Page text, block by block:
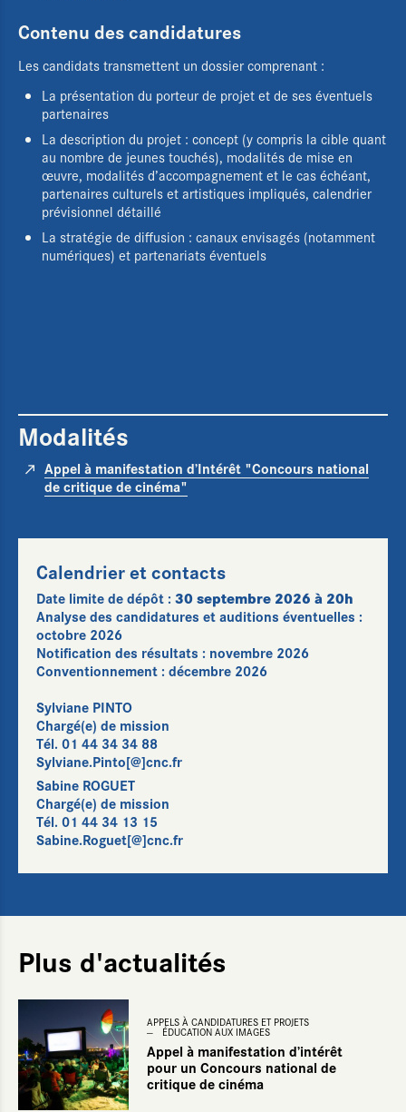
Le Pôle régional
L'Éducation aux images
Actualités
Newsletter
Contenu des candidatures
Les candidats transmettent un dossier comprenant :
La présentation du porteur de projet et de ses éventuels
partenaires
La description du projet : concept (y compris la cible quant
au nombre de jeunes touchés), modalités de mise en
œuvre, modalités d’accompagnement et le cas échéant,
partenaires culturels et artistiques impliqués, calendrier
prévisionnel détaillé
La stratégie de diffusion : canaux envisagés (notamment
numériques) et partenariats éventuels
Modalités
Appel à manifestation d’Intérêt "Concours national
de critique de cinéma"
Calendrier et contacts
Date limite de dépôt : 30 septembre 2026 à 20h
Analyse des candidatures et auditions éventuelles :
octobre 2026
Notification des résultats : novembre 2026
Conventionnement : décembre 2026
Sylviane PINTO
Chargé(e) de mission
Tél. 01 44 34 34 88
Sylviane.Pinto[@]cnc.fr
Sabine ROGUET
Chargé(e) de mission
Tél. 01 44 34 13 15
Sabine.Roguet[@]cnc.fr
Plus d'actualités
Éducation aux imagesAPPELS À CANDIDATURES ET PROJETS
ÉDUCATION AUX IMAGES
Appel à manifestation d’intérêt
pour un Concours national de
critique de cinéma